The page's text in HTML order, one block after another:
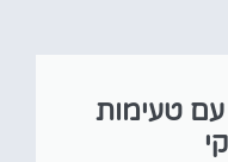
עם טעימות